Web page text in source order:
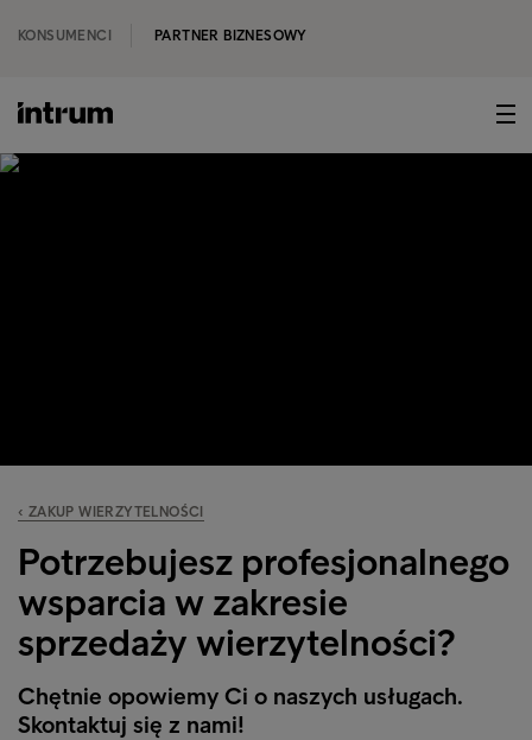
KONSUMENCI PARTNER BIZNESOWY
‹ ZAKUP WIERZYTELNOŚCI
Potrzebujesz profesjonalnego
wsparcia w zakresie
sprzedaży wierzytelności?
Chętnie opowiemy Ci o naszych usługach.
Skontaktuj się z nami!